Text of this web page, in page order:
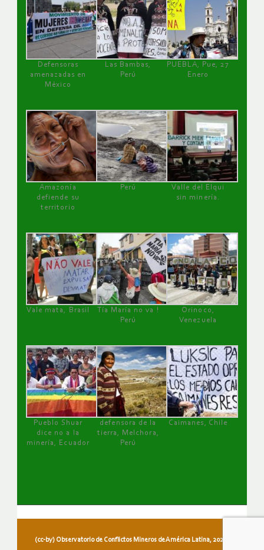
Defensoras
amenazadas en
México
Las Bambas,
Perú
PUEBLA, Pue, 27
Enero
Amazonía
defiende su
territorio
Perú
Valle del Elqui
sin minería.
Vale mata, Brasil
Tía María no va !
Perú
Orinoco,
Venezuela
Pueblo Shuar
dice no a la
minería, Ecuador
defensora de la
tierra, Melchora,
Perú
Caimanes, Chile
(cc-by) Observatorio de Conflictos Mineros de América Latina, 2026